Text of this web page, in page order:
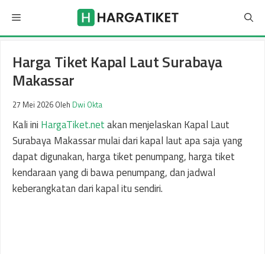
isi
Menu
Harga Tiket Kapal Laut Surabaya
Makassar
27 Mei 2026 Oleh Dwi Okta
Kali ini HargaTiket.netakan menjelaskan Kapal Laut
Surabaya Makassar mulai dari kapal laut apa saja yang
dapat digunakan, harga tiket penumpang, harga tiket
kendaraan yang di bawa penumpang, dan jadwal
keberangkatan dari kapal itu sendiri.